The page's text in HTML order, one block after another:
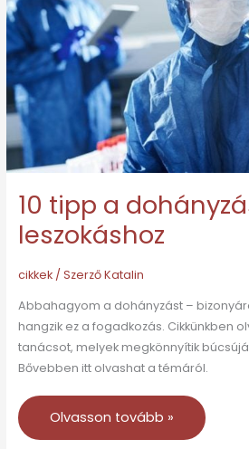
10 tipp a
leszokáshoz
cikkek/ SzerzőKatalin
Abbahagyom a dohányzást –
hangzik ez a fogadkozás. Cikkünkben
tanácsot, melyek megkönnyítik
Bővebben itt olvashat a témáról.
dohányzásról
való
leszokáshoz
Olvasson tovább »